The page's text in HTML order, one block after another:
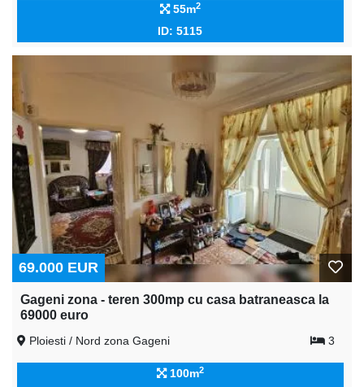
55m2
ID: 5115
69.000 EUR
Gageni zona - teren 300mp cu casa batraneasca la
69000 euro
Ploiesti / Nord zona Gageni 3
100m2